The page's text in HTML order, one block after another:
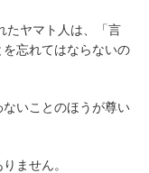
たヤマト人は、「言
忘れてはならないの
いことのほうが尊い
ません。